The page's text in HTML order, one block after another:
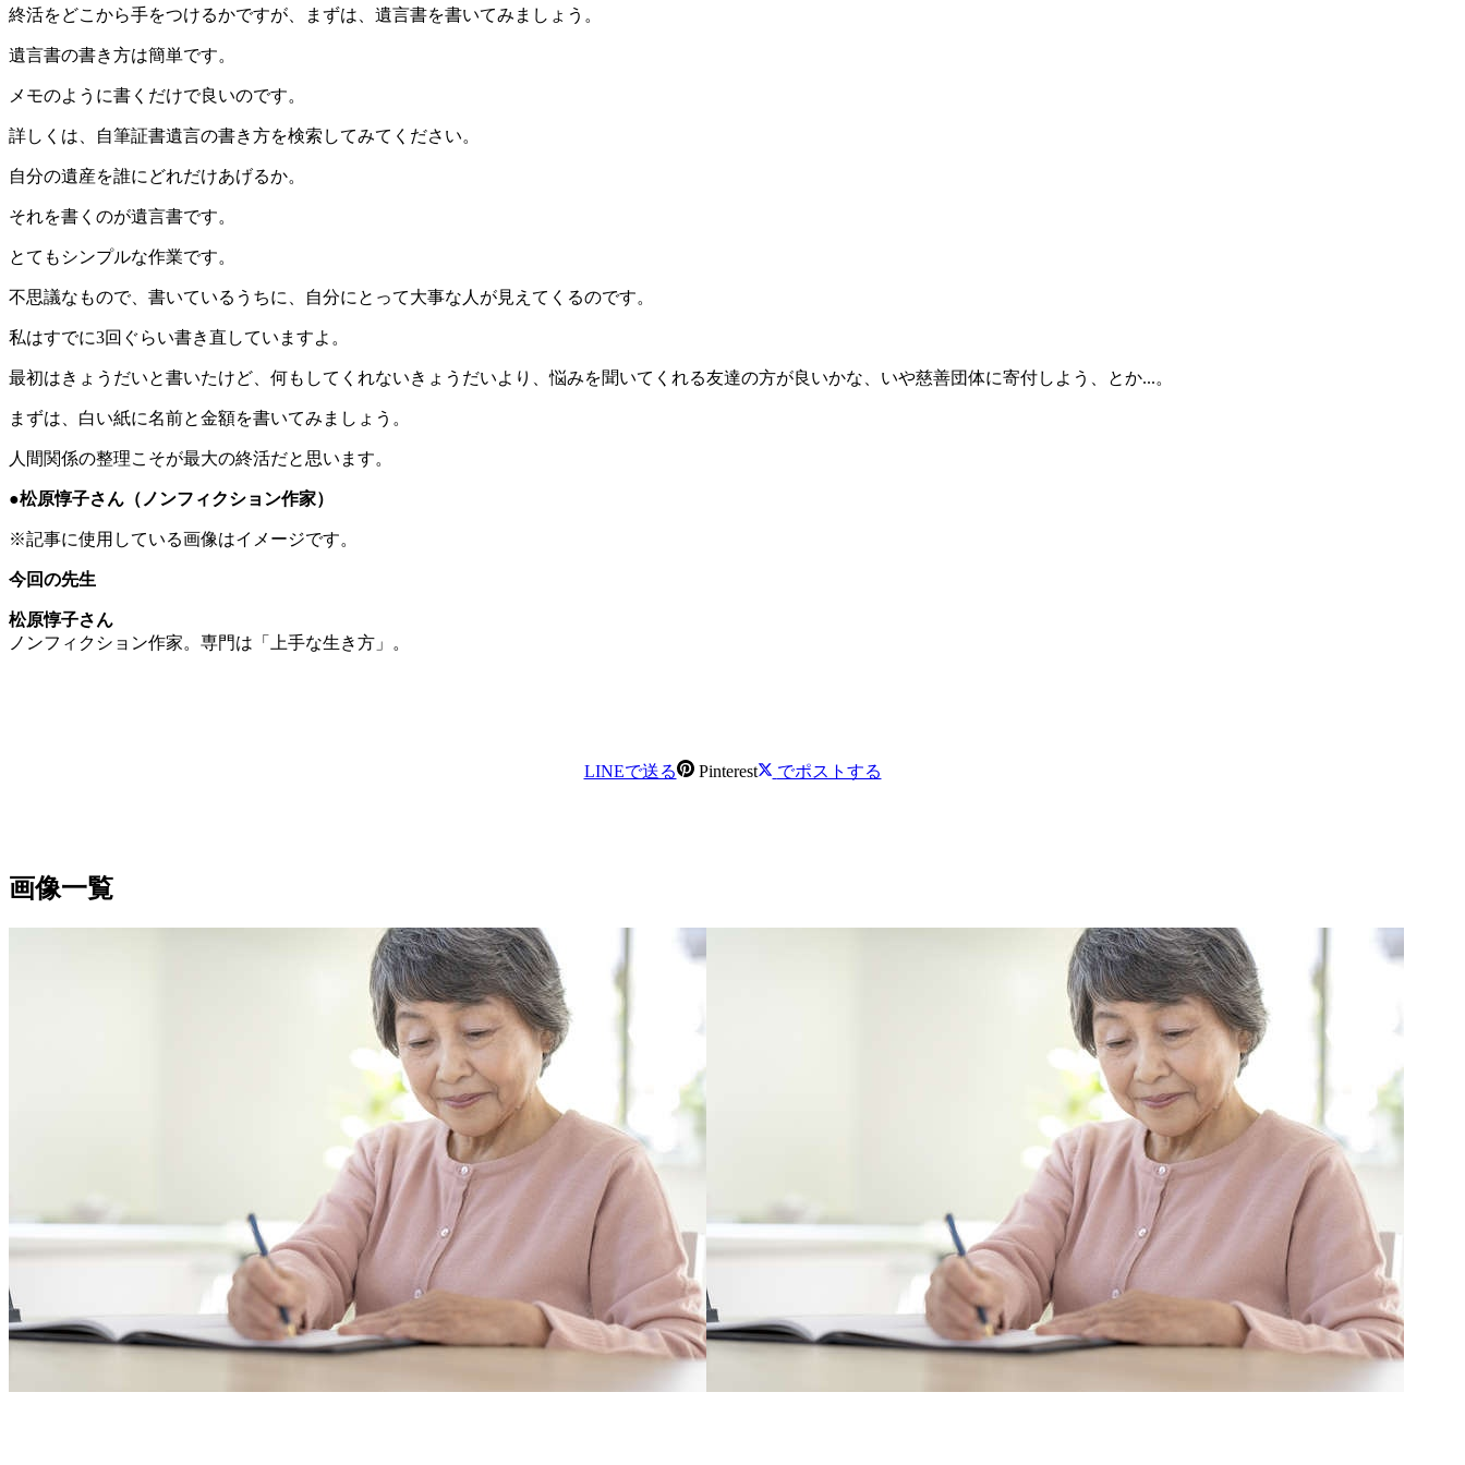
終活をどこから手をつけるかですが、まずは、遺言書を書いてみましょう。
遺言書の書き方は簡単です。
メモのように書くだけで良いのです。
詳しくは、自筆証書遺言の書き方を検索してみてください。
自分の遺産を誰にどれだけあげるか。
それを書くのが遺言書です。
とてもシンプルな作業です。
不思議なもので、書いているうちに、自分にとって大事な人が見えてくるのです。
私はすでに3回ぐらい書き直していますよ。
最初はきょうだいと書いたけど、何もしてくれないきょうだいより、悩みを聞いてくれる友達の方が良いかな、いや慈善団体に寄付しよう、とか...。
まずは、白い紙に名前と金額を書いてみましょう。
人間関係の整理こそが最大の終活だと思います。
●松原惇子さん （ノンフィクション作家）
※記事に使用している画像はイメージです。
今回の先生
松原惇子さん
ノンフィクション作家。専門は「上手な生き方」
。
LINEで送る Pinterest でポストする
画像一覧